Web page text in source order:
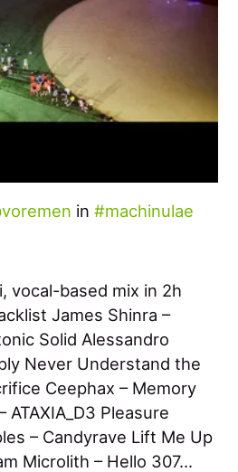
voremen in machinulae
vocal-based mix in 2h
James Shinra –
Solid Alessandro
Never Understand the
Ceephax – Memory
ATAXIA_D3 Pleasure
– Candyrave Lift Me Up
Microlith – Hello 307...